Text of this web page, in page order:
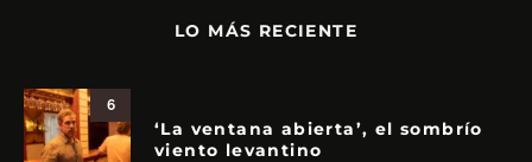
LO MÁS RECIENTE
6
‘La ventana abierta’, el sombrío
viento levantino